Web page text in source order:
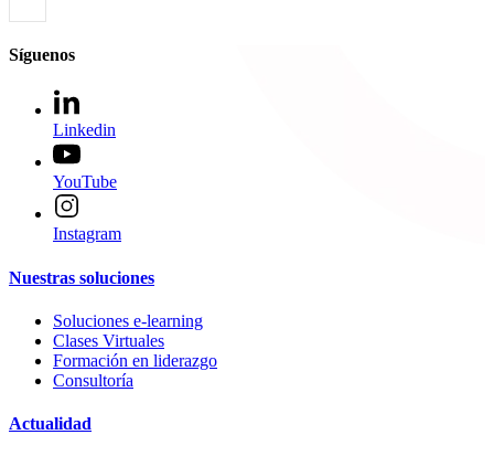
Síguenos
Linkedin
YouTube
Instagram
Nuestras soluciones
Soluciones e-learning
Clases Virtuales
Formación en liderazgo
Consultoría
Actualidad